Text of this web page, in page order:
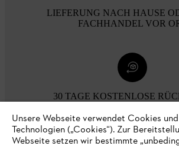
LIEFERUNG NACH HAUSE
FACHHANDEL VOR
30 TAGE KOSTENLOSE
Unsere Webseite verwendet Cookies
Technologien („Cookies“). Zur
Webseite setzen wir bestimmte